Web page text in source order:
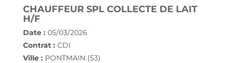
CHAUFFEUR SPL COLLECTE DE LAIT
H/F
Date : 05/03/2026
Contrat : CDI
Ville : PONTMAIN (53)